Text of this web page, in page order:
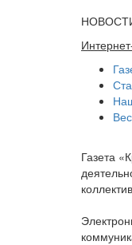
Газета